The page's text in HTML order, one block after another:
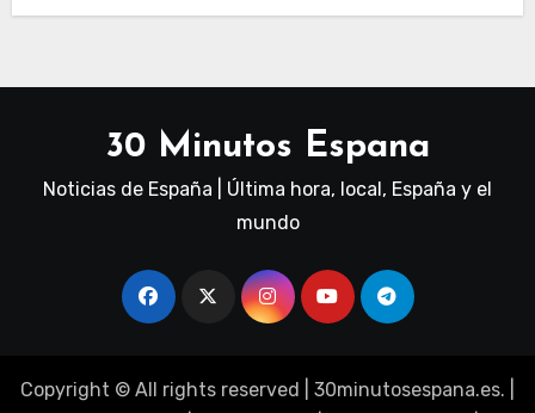
30 Minutos Espana
Noticias de España | Última hora, local, España y el
mundo
Copyright © All rights reserved 30minutosespana.es. |